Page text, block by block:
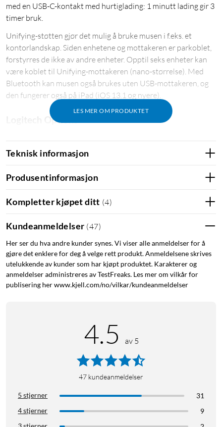
med en USB-C-kontakt med hurtiglading: 1 minutt lading gir 3
timer bruk.
LES MER OM PRODUKTET
Unifying-støtten gjør det mulig å bruke musen i f.eks. et
kontorlandskap. Siden enhetene og mottakeren er parkoblet,
forstyrres de ikke av andre enheter. Opptil seks enheter kan
være koblet til Unifying-mottakeren (nano-størrelse). Med
Bluetooth kan musen også brukes uten USB-mottakeren, og
den fungerer også på iPad (iOS 13.1 og nyere).
Logitech Options
brukes enkelt mellom tre datamaskiner ved å dra
musmarkøren utenfor kantene på skjermene. Options gjør det
også mulig å kopiere tekst og filer ved å dra dem over med
musen. Gestknappen kan brukes til midlertidig å gi musen
programspesifikk kontroll. F.eks. kan knappen holdes inne for
å endre penselstørrelse i Photoshop med scrollhjulet. Musen
for å styre ulike funksjoner.
Lades med medfølgende USB-C-kabel og har batteritid på
opptil 4 måneder (kan brukes under lading). Kompatibel med
Linux, Windows 7, 8 og 10, Mac OS 10.12 eller nyere og iPad
(iOS 13.1 eller nyere) via Bluetooth.
Teknisk informasjon
Produsentinformasjon
Kompletter kjøpet ditt (4)
Kundeanmeldelser (47)
Her ser du hva andre kunder synes. Vi viser alle anmeldelser for å
gjøre det enklere for deg å velge rett produkt. Anmeldelsene skrives
utelukkende av kunder som har kjøpt produktet. Karakterer og
anmeldelser administreres av TestFreaks. Les mer om vilkår for
publisering her www.kjell.com/no/vilkar/kundeanmeldelser
4.5 av 5
47 kundeanmeldelser
5 stjerner
31
4 stjerner
9